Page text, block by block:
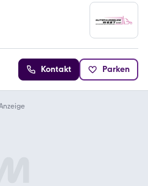
Kontakt Parken